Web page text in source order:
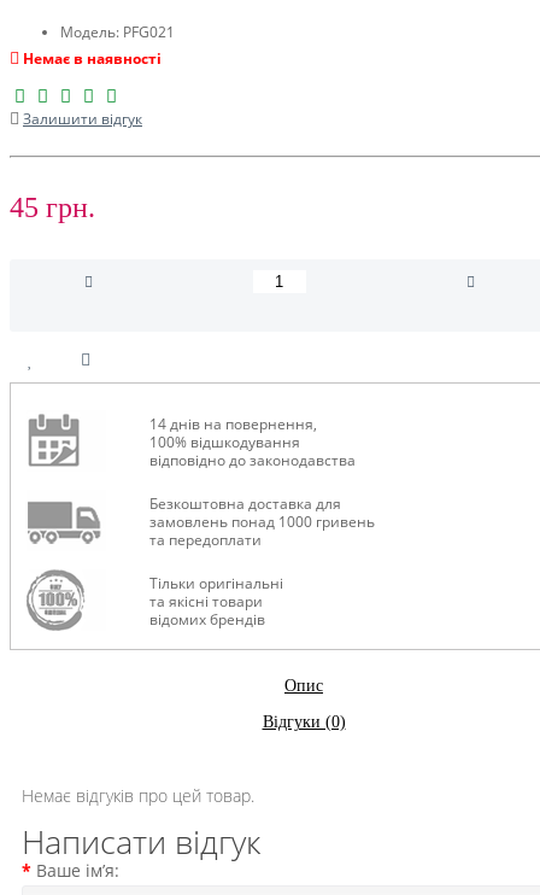
Модель: PFG021
Немає в наявності
Залишити відгук
45 грн.
14 днів на повернення,
100% відшкодування
відповідно до законодавства
Безкоштовна доставка для
замовлень понад 1000 гривень
та передоплати
Тільки оригінальні
та якісні товари
відомих брендів
Опис
Відгуки (0)
Немає відгуків про цей товар.
Написати відгук
Ваше ім’я: